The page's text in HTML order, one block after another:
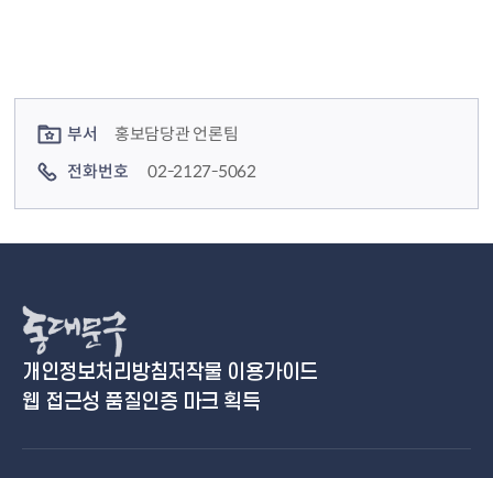
부서
홍보담당관 언론팀
전화번호
02-2127-5062
개인정보처리방침저작물 이용가이드
웹 접근성 품질인증 마크 획득